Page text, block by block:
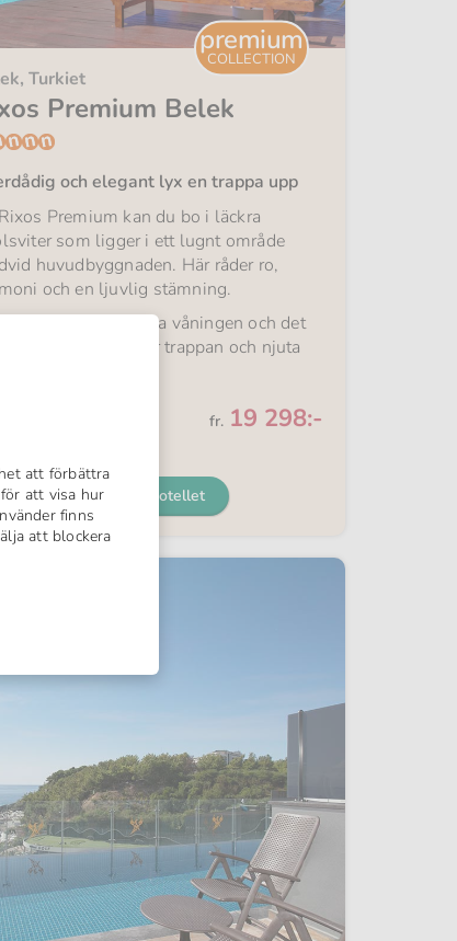
premium
COLLECTION
Turkiet
Premium Belek
och elegant lyx en trappa upp
Premium kan du bo i läckra
som ligger i ett lugnt område
huvudbyggnaden. Här råder ro,
och en ljuvlig stämning.
ligger på andra våningen och det
att hoppa ner för trappan och njuta
Från
fr. 19 298:-
Mer om hotellet
att förbättra
att visa hur
finns
att blockera